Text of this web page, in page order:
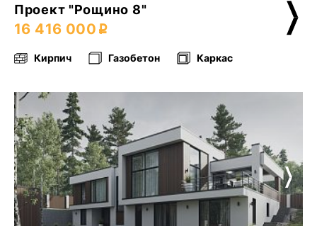
Проект "Рощино 8"
16 416 000
Кирпич Газобетон Каркас